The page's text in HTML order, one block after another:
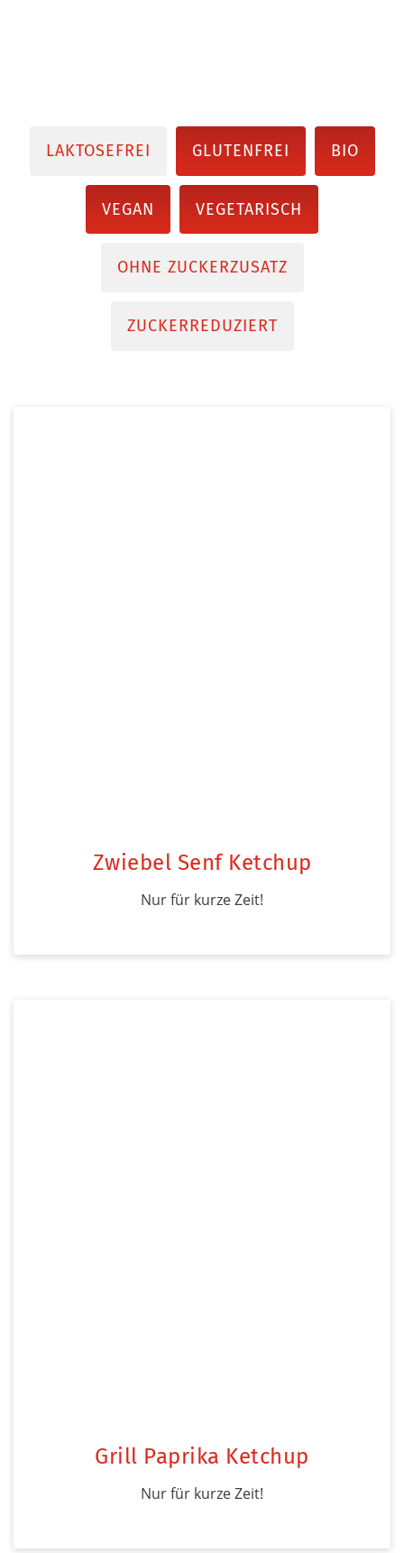
LAKTOSEFREI GLUTENFREI BIO
VEGAN VEGETARISCH
OHNE ZUCKERZUSATZ
ZUCKERREDUZIERT
Zwiebel Senf Ketchup
Nur für kurze Zeit!
Grill Paprika Ketchup
Nur für kurze Zeit!